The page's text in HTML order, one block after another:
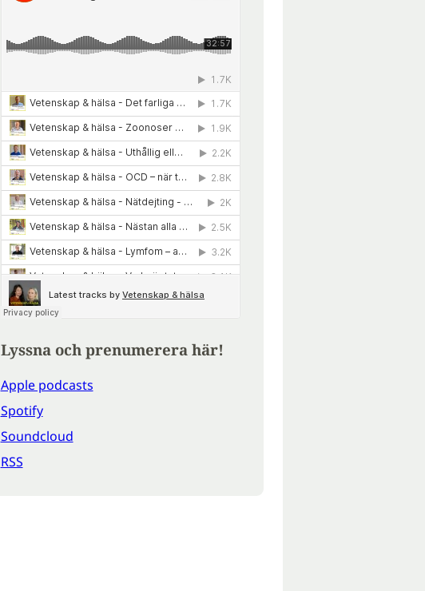
Lyssna och prenumerera här!
Apple podcasts
Spotify
Soundcloud
RSS